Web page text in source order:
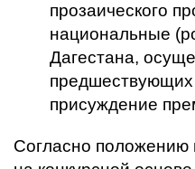
прозаического
национальные
Дагестана,
предшествующих
присуждение
Согласно положению